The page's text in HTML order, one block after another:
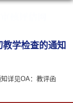
教学检查的通知
详见OA：教评函